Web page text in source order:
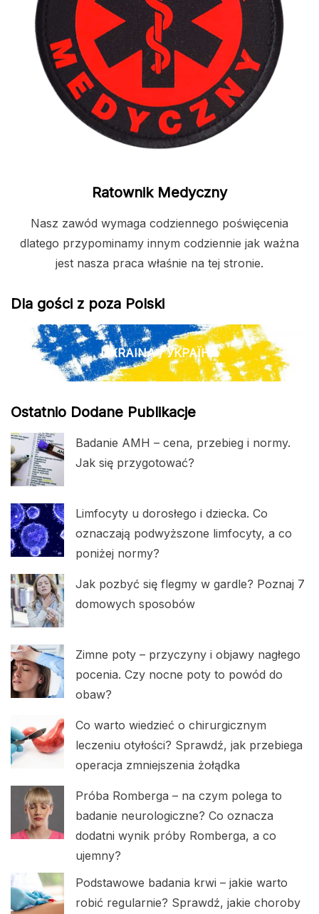
Ratownik Medyczny
Nasz zawód wymaga codziennego poświęcenia
dlatego przypominamy innym codziennie jak ważna
jest nasza praca właśnie na tej stronie.
Dla gości z poza Polski
UKRAINA / УКРАЇНА
Ostatnio Dodane Publikacje
Badanie AMH – cena, przebieg i normy.
Jak się przygotować?
Limfocyty u dorosłego i dziecka. Co
oznaczają podwyższone limfocyty, a co
poniżej normy?
Jak pozbyć się flegmy w gardle? Poznaj 7
domowych sposobów
Zimne poty – przyczyny i objawy nagłego
pocenia. Czy nocne poty to powód do
obaw?
Co warto wiedzieć o chirurgicznym
leczeniu otyłości? Sprawdź, jak przebiega
operacja zmniejszenia żołądka
Próba Romberga – na czym polega to
badanie neurologiczne? Co oznacza
dodatni wynik próby Romberga, a co
ujemny?
Podstawowe badania krwi – jakie warto
robić regularnie? Sprawdź, jakie choroby